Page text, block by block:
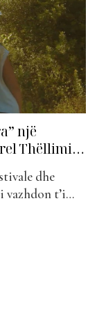
një
Thëllimi…
dhe
t’i